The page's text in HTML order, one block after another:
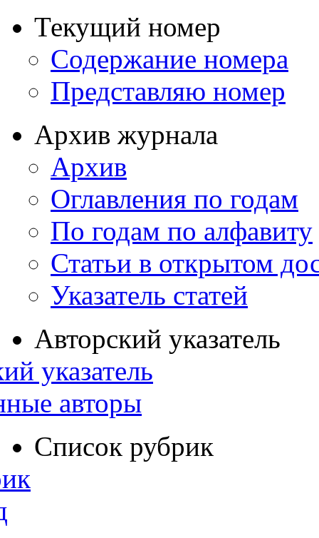
Текущий номер
Содержание номера
Представляю номер
Архив журнала
Архив
Оглавления по годам
По годам по алфавиту
Статьи в открытом
Указатель статей
Авторский указатель
указатель
авторы
Список рубрик